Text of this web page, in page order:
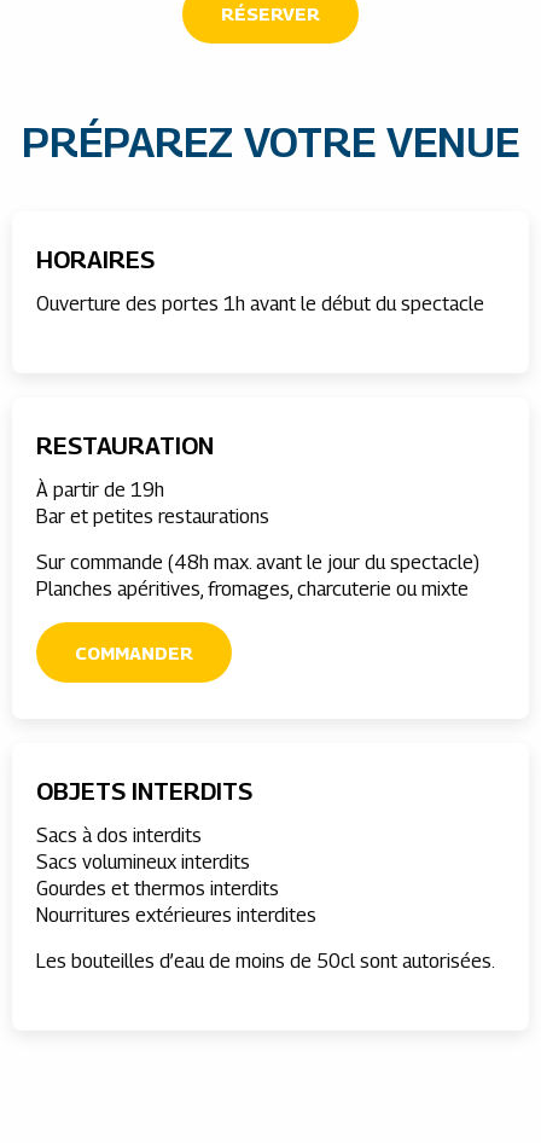
RÉSERVER
PRÉPAREZ VOTRE VENUE
HORAIRES
Ouverture des portes 1h avant le début du spectacle
RESTAURATION
À partir de 19h
Bar et petites restaurations
Sur commande (48h max. avant le jour du spectacle)
Planches apéritives, fromages, charcuterie ou mixte
COMMANDER
OBJETS INTERDITS
Sacs à dos interdits
Sacs volumineux interdits
Gourdes et thermos interdits
Nourritures extérieures interdites
Les bouteilles d’eau de moins de 50cl sont autorisées.